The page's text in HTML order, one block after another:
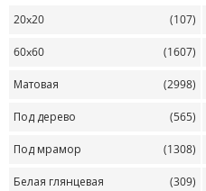
20x20 (107)
60x60 (1607)
Матовая (2998)
Под дерево (565)
Под мрамор (1308)
Белая глянцевая (309)